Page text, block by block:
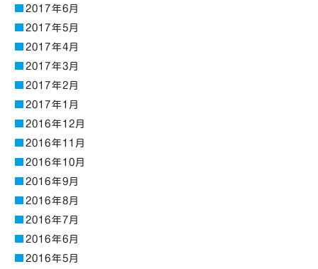
2017年6月
2017年5月
2017年4月
2017年3月
2017年2月
2017年1月
2016年12月
2016年11月
2016年10月
2016年9月
2016年8月
2016年7月
2016年6月
2016年5月